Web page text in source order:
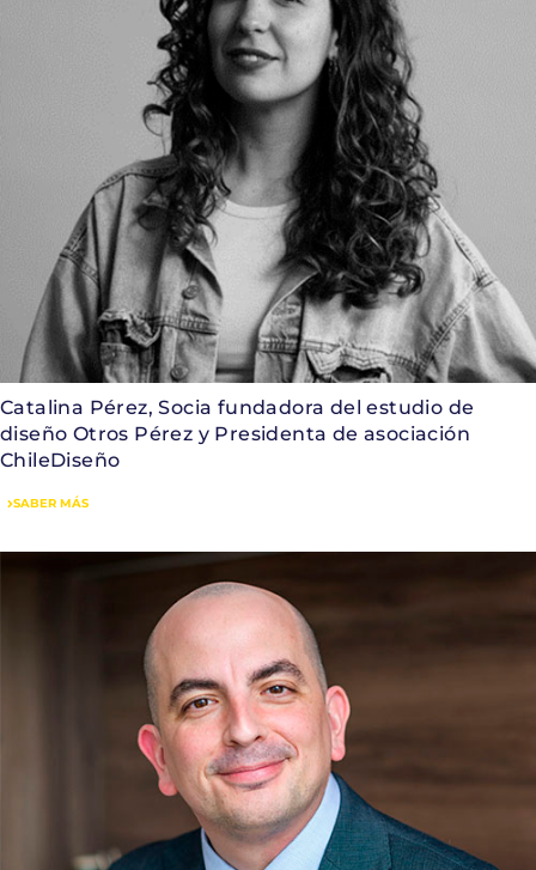
Catalina Pérez, Socia fundadora del estudio de
diseño Otros Pérez y Presidenta de asociación
ChileDiseño
SABER MÁS